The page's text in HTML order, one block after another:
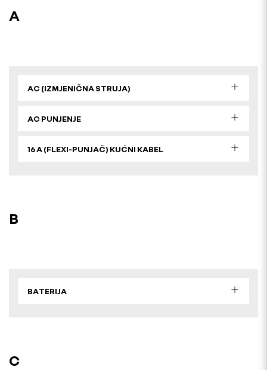
A
AC (IZMJENIČNA STRUJA)
AC PUNJENJE
16 A (FLEXI-PUNJAČ) KUĆNI KABEL
B
BATERIJA
C